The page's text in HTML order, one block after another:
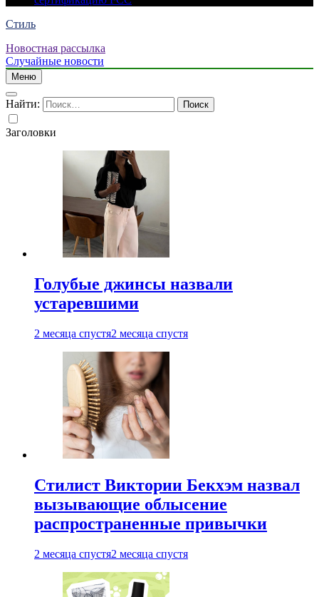
Стиль
Новостная рассылка
Случайные новости
Меню
Найти:
Заголовки
Голубые джинсы назвали
устаревшими
2 месяца спустя2 месяца спустя
Стилист Виктории Бекхэм назвал
вызывающие облысение
распространенные привычки
2 месяца спустя2 месяца спустя